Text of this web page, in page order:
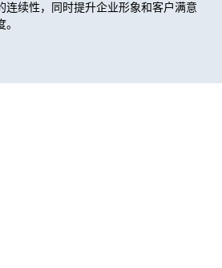
连续性，同时提升企业形象和客户满意
。